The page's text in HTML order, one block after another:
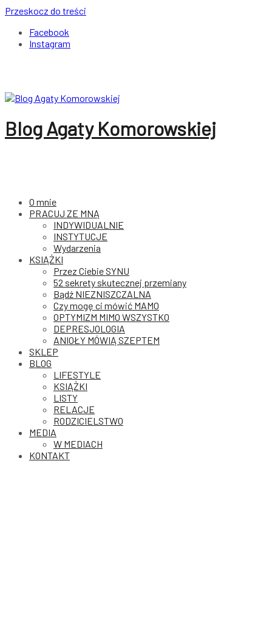
Przeskocz do treści
Facebook
Instagram
Blog Agaty Komorowskiej
O mnie
PRACUJ ZE MNĄ
INDYWIDUALNIE
INSTYTUCJE
Wydarzenia
KSIĄŻKI
Przez Ciebie SYNU
52 sekrety skutecznej przemiany
Bądź NIEZNISZCZALNA
Czy mogę ci mówić MAMO
OPTYMIZM MIMO WSZYSTKO
DEPRESJOLOGIA
ANIOŁY MÓWIĄ SZEPTEM
SKLEP
BLOG
LIFESTYLE
KSIĄŻKI
LISTY
RELACJE
RODZICIELSTWO
MEDIA
W MEDIACH
KONTAKT